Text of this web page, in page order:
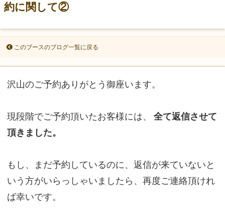
約に関して②
このブースのブログ一覧に戻る
沢山のご予約ありがとう御座います。
現段階でご予約頂いたお客様には、
全て返信させて
頂きました。
もし、まだ予約しているのに、返信が来ていないと
いう方がいらっしゃいましたら、再度ご連絡頂けれ
ば幸いです。